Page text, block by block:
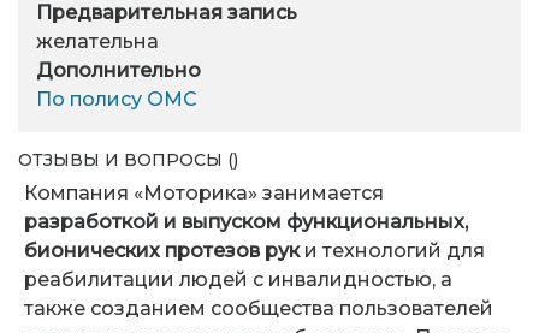
Предварительная запись
желательна
Дополнительно
По полису ОМС
ОТЗЫВЫ И ВОПРОСЫ ()
Компания «Моторика» занимается
разработкой и выпуском функциональных,
бионических протезов руки технологий для
реабилитации людей с инвалидностью, а
также созданием сообщества пользователей